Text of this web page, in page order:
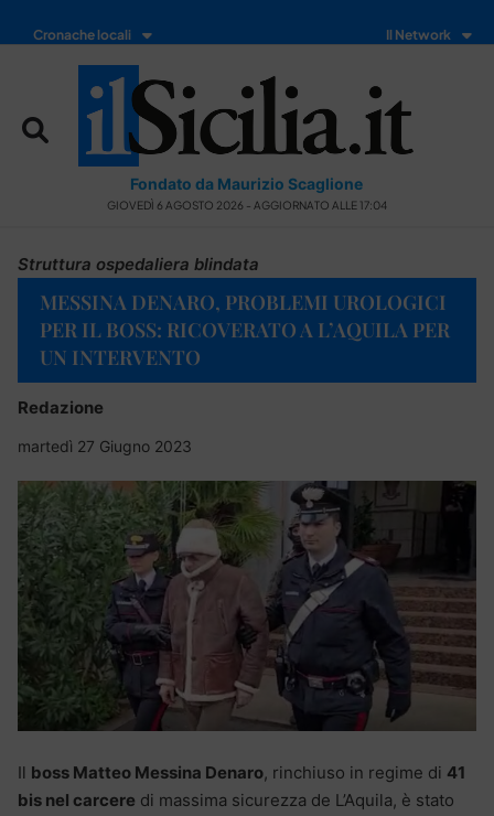
Cronache locali Il Network
Fondato da Maurizio Scaglione
GIOVEDÌ 6 AGOSTO 2026 - AGGIORNATO ALLE 17:04
Struttura ospedaliera blindata
MESSINA DENARO, PROBLEMI UROLOGICI
PER IL BOSS: RICOVERATO A L’AQUILA PER
UN INTERVENTO
Redazione
martedì 27 Giugno 2023
Il boss Matteo Messina Denaro, rinchiuso in regime di 41
bis nel carcere di massima sicurezza de L’Aquila, è stato